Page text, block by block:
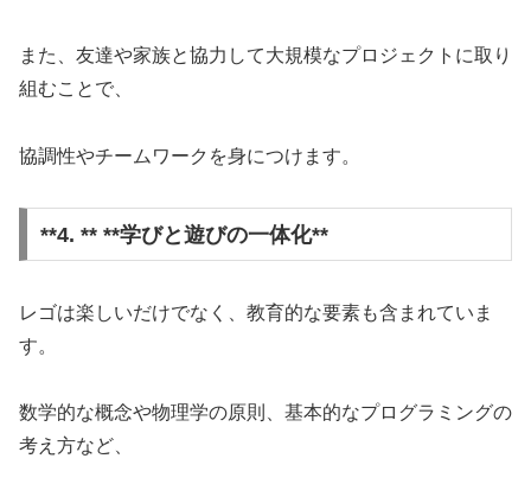
また、友達や家族と協力して大規模なプロジェクトに取り
組むことで、
協調性やチームワークを身につけます。
**4. ** **学びと遊びの一体化**
レゴは楽しいだけでなく、教育的な要素も含まれていま
す。
数学的な概念や物理学の原則、基本的なプログラミングの
考え方など、